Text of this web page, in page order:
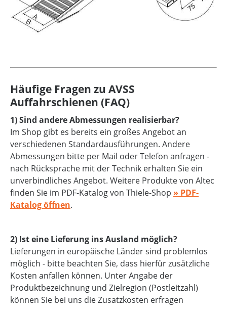
Häufige Fragen zu AVSS
Auffahrschienen (FAQ)
1) Sind andere Abmessungen realisierbar?
Im Shop gibt es bereits ein großes Angebot an
verschiedenen Standardausführungen. Andere
Abmessungen bitte per Mail oder Telefon anfragen -
nach Rücksprache mit der Technik erhalten Sie ein
unverbindliches Angebot. Weitere Produkte von Altec
finden Sie im PDF-Katalog von Thiele-Shop » PDF-
Katalog öffnen.
2) Ist eine Lieferung ins Ausland möglich?
Lieferungen in europäische Länder sind problemlos
möglich - bitte beachten Sie, dass hierfür zusätzliche
Kosten anfallen können. Unter Angabe der
Produktbezeichnung und Zielregion (Postleitzahl)
können Sie bei uns die Zusatzkosten erfragen